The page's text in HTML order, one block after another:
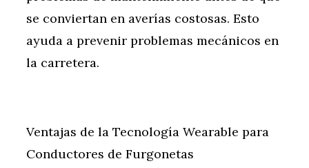
se conviertan en averías costosas. Esto
ayuda a prevenir problemas mecánicos en
la carretera.
Ventajas de la Tecnología Wearable para
Conductores de Furgonetas